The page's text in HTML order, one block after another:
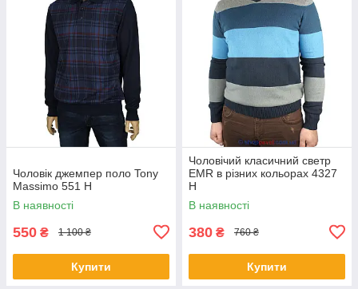
Чоловік джемпер поло Tony
Massimo 551 Н
В наявності
550 ₴ 1 100 ₴
Купити
Чоловічий класичний светр
EMR в різних кольорах 4327
Н
В наявності
380 ₴ 760 ₴
Купити